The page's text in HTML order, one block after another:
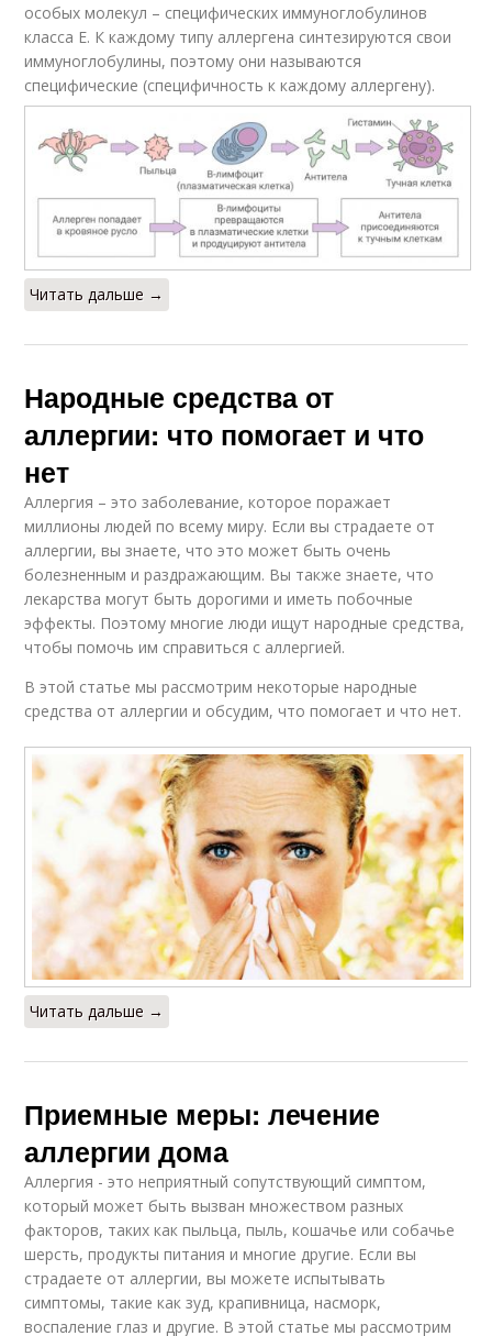
особых молекул – специфических иммуноглобулинов
класса Е. К каждому типу аллергена синтезируются свои
иммуноглобулины, поэтому они называются
специфические (специфичность к каждому аллергену).
Читать дальше →
Народные средства от
аллергии: что помогает и что
нет
Аллергия – это заболевание, которое поражает
миллионы людей по всему миру. Если вы страдаете от
аллергии, вы знаете, что это может быть очень
болезненным и раздражающим. Вы также знаете, что
лекарства могут быть дорогими и иметь побочные
эффекты. Поэтому многие люди ищут народные средства,
чтобы помочь им справиться с аллергией.
В этой статье мы рассмотрим некоторые народные
средства от аллергии и обсудим, что помогает и что нет.
Читать дальше →
Приемные меры: лечение
аллергии дома
Аллергия - это неприятный сопутствующий симптом,
который может быть вызван множеством разных
факторов, таких как пыльца, пыль, кошачье или собачье
шерсть, продукты питания и многие другие. Если вы
страдаете от аллергии, вы можете испытывать
симптомы, такие как зуд, крапивница, насморк,
воспаление глаз и другие. В этой статье мы рассмотрим